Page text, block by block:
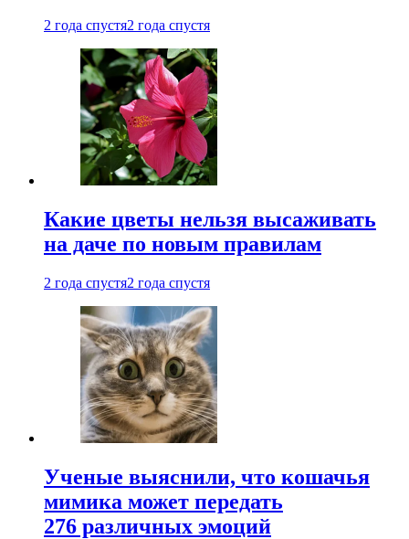
2 года спустя2 года спустя
Какие цветы нельзя высаживать
на даче по новым правилам
2 года спустя2 года спустя
Ученые выяснили, что кошачья
мимика может передать
276 различных эмоций